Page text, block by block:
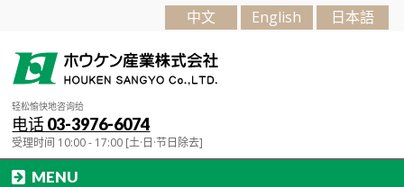
日本語
English
中文
轻松愉快地咨询给
电话 03-3976-6074
受理时间 10:00 - 17:00 [土·日·节日除去]
MENU